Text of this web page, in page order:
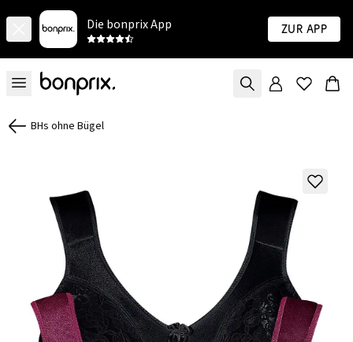
Die bonprix App Zur App
BHs ohne Bügel